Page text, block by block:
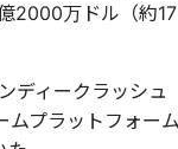
2000万ドル（約
ディークラッシュ
ムプラットフォー